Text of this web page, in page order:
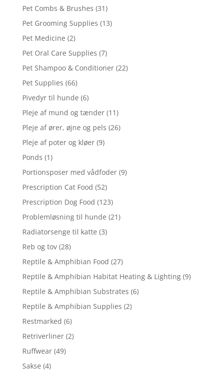
Pet Combs & Brushes (31)
Pet Grooming Supplies (13)
Pet Medicine (2)
Pet Oral Care Supplies (7)
Pet Shampoo & Conditioner (22)
Pet Supplies (66)
Pivedyr til hunde (6)
Pleje af mund og tænder (11)
Pleje af ører, øjne og pels (26)
Pleje af poter og kløer (9)
Ponds (1)
Portionsposer med vådfoder (9)
Prescription Cat Food (52)
Prescription Dog Food (123)
Problemløsning til hunde (21)
Radiatorsenge til katte (3)
Reb og tov (28)
Reptile & Amphibian Food (27)
Reptile & Amphibian Habitat Heating & Lighting (9)
Reptile & Amphibian Substrates (6)
Reptile & Amphibian Supplies (2)
Restmarked (6)
Retriverliner (2)
Ruffwear (49)
Sakse (4)